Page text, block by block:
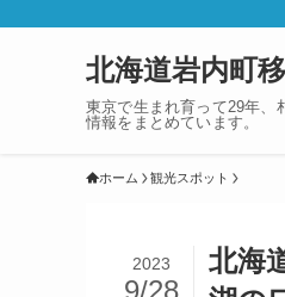
北海道岩内町
東京で生まれ育って29年、
情報をまとめています。
ホーム 観光スポット
北海
2023
9/28